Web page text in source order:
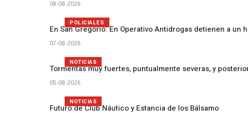
08-08-2026
En San Gregorio: En Operativo Antidrogas detienen a un
07-08-2026
POLICIALES
Tormentas muy fuertes, puntualmente severas, y
05-08-2026
NOTICIAS
Futuro de Club Náutico y Estancia de los Bálsamo
NOTICIAS